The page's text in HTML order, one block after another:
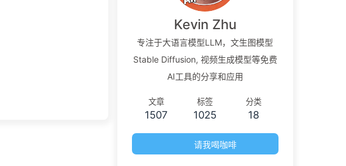
Kevin Zhu
专注于大语言模型LLM，文生图模型
Stable Diffusion, 视频生成模型等免费
AI工具的分享和应用
文章
1507
标签
1025
分类
18
请我喝咖啡